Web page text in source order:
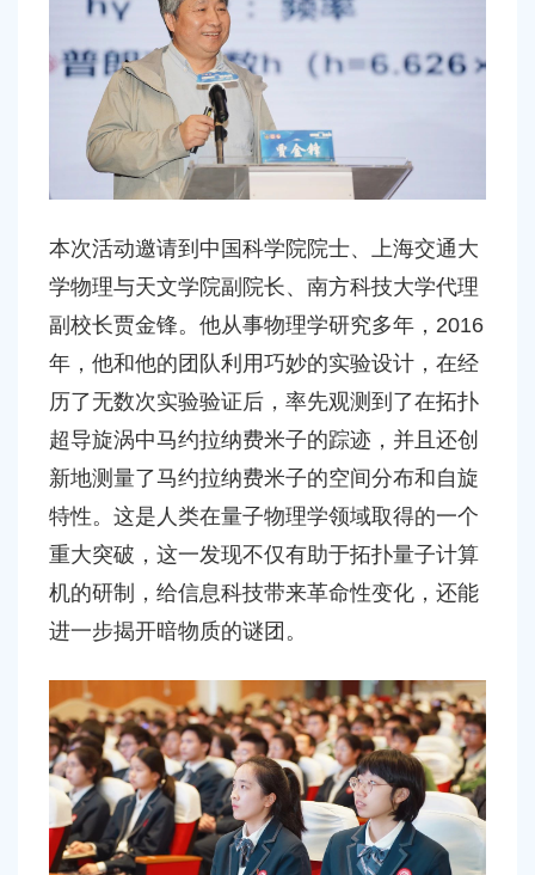
本次活动邀请到中国科学院院士、上海交通大
学物理与天文学院副院长、南方科技大学代理
副校长贾金锋。他从事物理学研究多年， 2016
年，他和他的团队利用巧妙的实验设计，在经
历了无数次实验验证后，率先观测到了在拓扑
超导旋涡中马约拉纳费米子的踪迹，并且还创
新地测量了马约拉纳费米子的空间分布和自旋
特性。这是人类在量子物理学领域取得的一个
重大突破，这一发现不仅有助于拓扑量子计算
机的研制，给信息科技带来革命性变化，还能
进一步揭开暗物质的谜团。